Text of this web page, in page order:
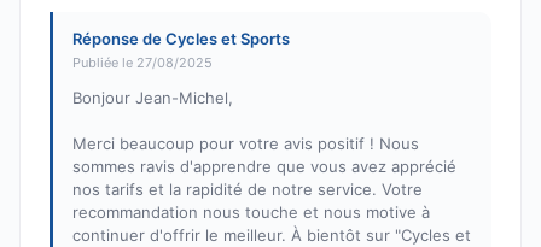
Réponse de Cycles et Sports
Publiée le 27/08/2025
Bonjour Jean-Michel,
Merci beaucoup pour votre avis positif ! Nous
sommes ravis d'apprendre que vous avez apprécié
nos tarifs et la rapidité de notre service. Votre
recommandation nous touche et nous motive à
continuer d'offrir le meilleur. À bientôt sur "Cycles et